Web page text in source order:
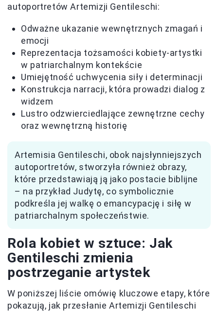
autoportretów Artemizji Gentileschi:
Odważne ukazanie wewnętrznych zmagań i
emocji
Reprezentacja tożsamości kobiety-artystki
w patriarchalnym kontekście
Umiejętność uchwycenia siły i determinacji
Konstrukcja narracji, która prowadzi dialog z
widzem
Lustro odzwierciedlające zewnętrzne cechy
oraz wewnętrzną historię
Artemisia Gentileschi, obok najsłynniejszych
autoportretów, stworzyła również obrazy,
które przedstawiają ją jako postacie biblijne
– na przykład Judytę, co symbolicznie
podkreśla jej walkę o emancypację i siłę w
patriarchalnym społeczeństwie.
Rola kobiet w sztuce: Jak
Gentileschi zmienia
postrzeganie artystek
W poniższej liście omówię kluczowe etapy, które
pokazują, jak przesłanie Artemizji Gentileschi